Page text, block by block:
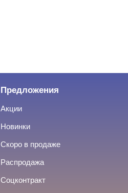
Предложения
Акции
Новинки
Скоро в продаже
Распродажа
Соцконтракт